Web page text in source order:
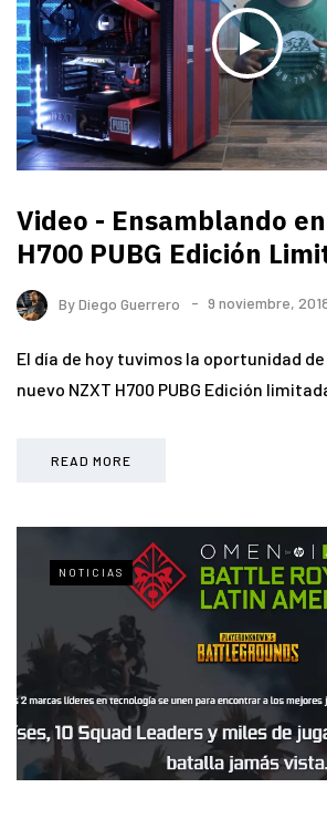
Video - Ensamblando
H700 PUBG Edición
ByDiego Guerrero 9 noviembre,
El día de hoy tuvimos la oportunidad
nuevo NZXT H700 PUBG Edición
READ MORE
NOTICIAS